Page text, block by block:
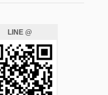
LINE @